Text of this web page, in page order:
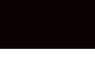
Slovenije za